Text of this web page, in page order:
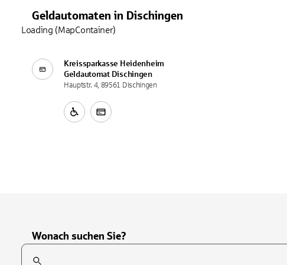
Geldautomaten in Dischingen
Kreissparkasse Heidenheim
Geldautomat Dischingen
Hauptstr. 4, 89561 Dischingen
Loading (MapContainer)
Wonach suchen Sie?
Suchfeld